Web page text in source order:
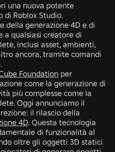
una nuova potente
Roblox Studio.
della generazione 4D e di
a qualsiasi creatore di
inclusi asset, ambienti,
ancora, tramite comandi
Foundation per
come la generazione di
più complesse come la
Oggi annunciamo il
il rilascio della
4D. Questa tecnologia
di funzionalità al
oltre gli oggetti 3D statici